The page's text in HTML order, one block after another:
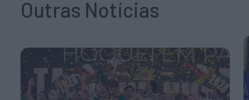
Outras Notícias